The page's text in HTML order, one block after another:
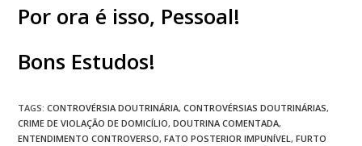
Por ora é isso, Pessoal!
Bons Estudos!
TAGS:CONTROVÉRSIA DOUTRINÁRIA, CONTROVÉRSIAS DOUTRINÁRIAS,
CRIME DE VIOLAÇÃO DE DOMICÍLIO, DOUTRINA COMENTADA,
ENTENDIMENTO CONTROVERSO, FATO POSTERIOR IMPUNÍVEL , FURTO